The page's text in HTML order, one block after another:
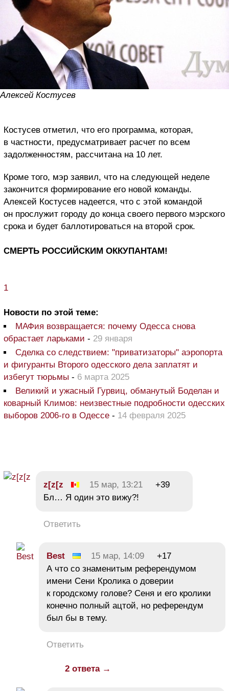
Алексей Костусев
Костусев отметил, что его программа, которая,
в частности, предусматривает расчет по всем
задолженностям, рассчитана на 10 лет.
Кроме того, мэр заявил, что на следующей неделе
закончится формирование его новой команды.
Алексей Костусев надеется, что с этой командой
он прослужит городу до конца своего первого мэрского
срока и будет баллотироваться на второй срок.
СМЕРТЬ РОССИЙСКИМ ОККУПАНТАМ!
1
Новости по этой теме:
МАФия возвращается: почему Одесса снова
обрастает ларьками - 29 января
Сделка со следствием: "приватизаторы" аэропорта
и фигуранты Второго одесского дела заплатят и
избегут тюрьмы - 6 марта 2025
Великий и ужасный Гурвиц, обманутый Боделан и
коварный Климов: неизвестные подробности одесских
выборов 2006-го в Одессе - 14 февраля 2025
z[z[z 15 мар, 13:21
+39
Бл… Я один это вижу?!
Ответить
Best 15 мар, 14:09
+17
А что со знаменитым референдумом
имени Сени Кролика о доверии
к городскому голове? Сеня и его кролики
конечно полный ацтой, но референдум
был бы в тему.
Ответить
2 ответа →